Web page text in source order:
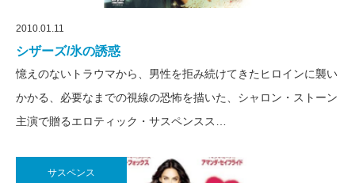
2010.01.11
シザーズ/氷の誘惑
憶えのないトラウマから、男性を拒み続けてきたヒロインに襲い
かかる、必要なまでの視線の恐怖を描いた、シャロン・ストーン
主演で贈るエロティック・サスペンスス…
サスペンス